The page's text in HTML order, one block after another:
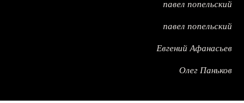
павел попельский
павел попельский
Евгений Афанасьев
Олег Паньков